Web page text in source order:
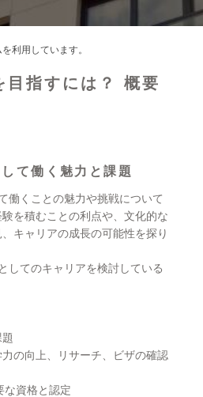
目指すには？ 概要
て働く魅力と課題
働くことの魅力や挑戦について
を積むことの利点や、文化的な
キャリアの成長の可能性を探り
してのキャリアを検討している
の向上、リサーチ、ビザの確認
な資格と認定
利用しています。